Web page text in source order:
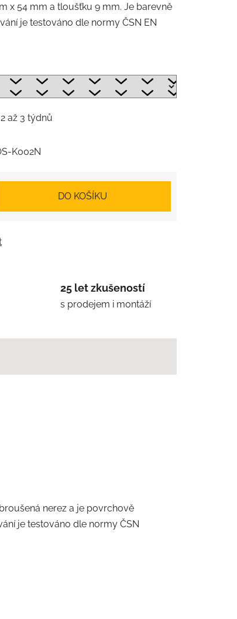
x 54 mm a tloušťku 9 mm. Je barevně
je testováno dle normy ČSN EN
až 3 týdnů
K002N
DO KOŠÍKU
25 let zkušeností
s prodejem i montáží
nerez a je povrchově
je testováno dle normy ČSN